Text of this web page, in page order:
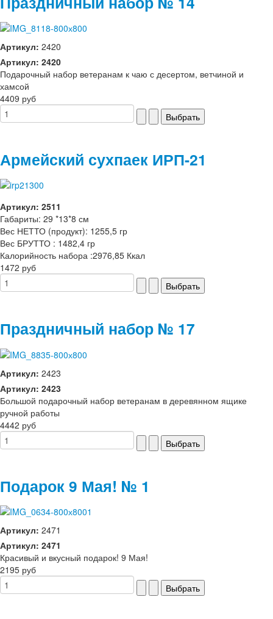
Артикул: 2420
Артикул: 2420
Подарочный набор ветеранам к чаю с десертом, ветчиной и
хамсой
4409 руб
Армейский сухпаек ИРП-21
Артикул: 2511
Габариты: 29 *13*8 см
Вес НЕТТО (продукт): 1255,5 гр
Вес БРУТТО : 1482,4 гр
Калорийность набора :2976,85 Ккал
1472 руб
Праздничный набор № 17
Артикул: 2423
Артикул: 2423
Большой подарочный набор ветеранам в деревянном ящике
ручной работы
4442 руб
Подарок 9 Мая! № 1
Артикул: 2471
Артикул: 2471
Красивый и вкусный подарок! 9 Мая!
2195 руб